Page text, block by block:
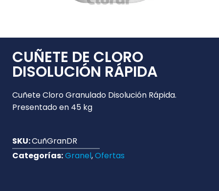
CUÑETE DE CLORO
DISOLUCIÓN RÁPIDA
Cuñete Cloro Granulado Disolución Rápida.
Presentado en 45 kg
SKU:CuñGranDR
Categorías:Granel,Ofertas